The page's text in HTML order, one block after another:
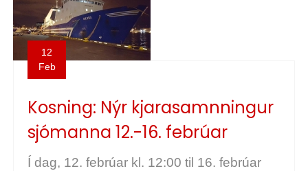
12
Feb
Kosning: Nýr kjarasamnningur
sjómanna 12.-16. febrúar
Í dag, 12. febrúar kl. 12:00 til 16. febrúar